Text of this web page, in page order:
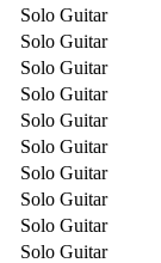
Solo Guitar
Solo Guitar
Solo Guitar
Solo Guitar
Solo Guitar
Solo Guitar
Solo Guitar
Solo Guitar
Solo Guitar
Solo Guitar